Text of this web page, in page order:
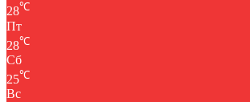
28℃
Пт
28℃
Сб
25℃
Вс